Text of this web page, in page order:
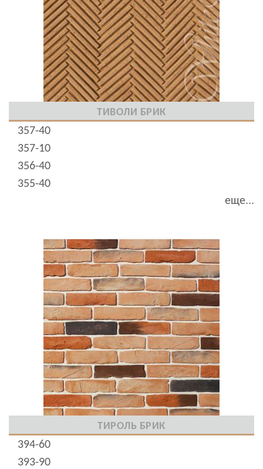
ТИВОЛИ БРИК
357-40
357-10
356-40
355-40
еще...
ТИРОЛЬ БРИК
394-60
393-90